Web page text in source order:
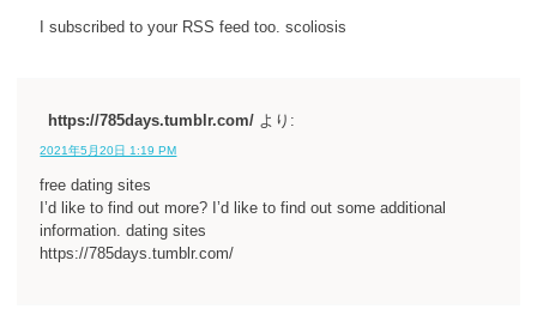
I subscribed to your RSS feed too. scoliosis
https://785days.tumblr.com/ より:
2021年5月20日 1:19 PM
free dating sites
I’d like to find out more? I’d like to find out some additional
information. dating sites
https://785days.tumblr.com/